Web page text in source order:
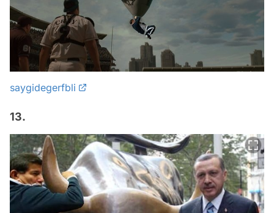
saygidegerfbli
13.